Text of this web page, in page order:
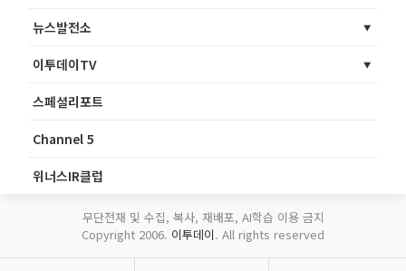
뉴스발전소
이투데이TV
스페셜리포트
Channel 5
위너스IR클럽
무단전재 및 수집, 복사, 재배포, AI학습 이용 금지
Copyright 2006. 이투데이. All rights reserved